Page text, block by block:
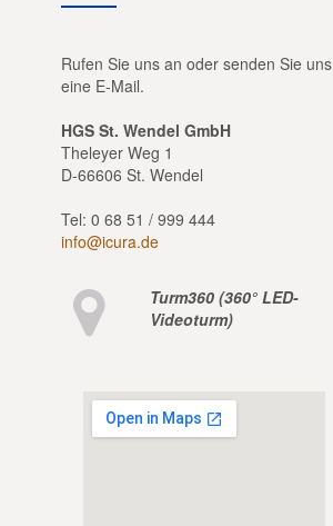
Rufen Sie uns an oder senden Sie uns
eine E-Mail.
HGS St. Wendel GmbH
Theleyer Weg 1
D-66606 St. Wendel
Tel: 0 68 51 / 999 444
info@icura.de
Turm360 (360° LED-
Videoturm)